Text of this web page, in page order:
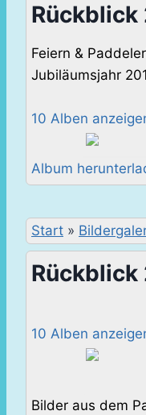
Rückblick
Feiern &
Jubiläumsjahr
10 Alben
Album
Start »
Rückblick
10 Alben
Bilder aus dem